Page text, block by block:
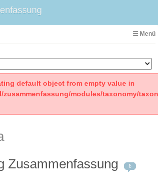
☰ Menü
default object from empty value in
zusammenfassung/modules/taxonomy/
Zusammenfassung 6